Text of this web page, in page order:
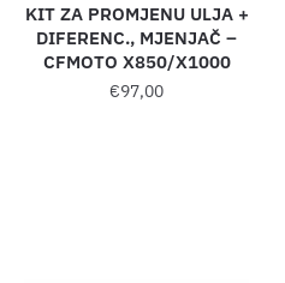
KIT ZA PROMJENU ULJA +
DIFERENC., MJENJAČ –
CFMOTO X850/X1000
€97,00